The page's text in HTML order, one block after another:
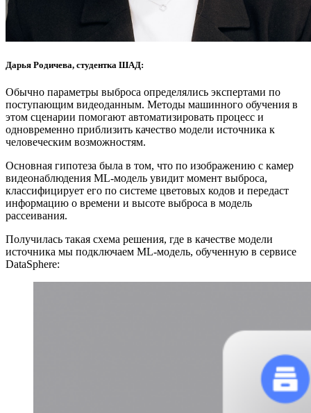
Дарья Родичева, студентка ШАД:
Обычно параметры выброса определялись экспертами по
поступающим видеоданным. Методы машинного обучения в
этом сценарии помогают автоматизировать процесс и
одновременно приблизить качество модели источника к
человеческим возможностям.
Основная гипотеза была в том, что по изображению с камер
видеонаблюдения ML‑модель увидит момент выброса,
классифицирует его по системе цветовых кодов и передаст
информацию о времени и высоте выброса в модель
рассеивания.
Получилась такая схема решения, где в качестве модели
источника мы подключаем ML‑модель, обученную в сервисе
DataSphere: